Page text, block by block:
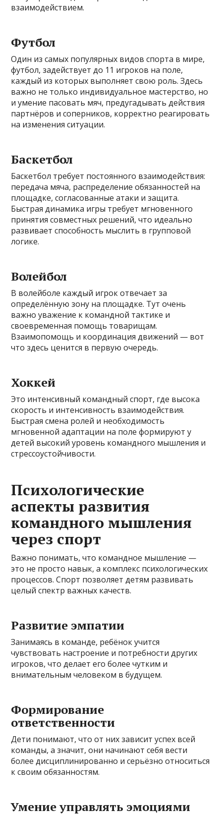
взаимодействием.
Футбол
Один из самых популярных видов спорта в мире,
футбол, задействует до 11 игроков на поле,
каждый из которых выполняет свою роль. Здесь
важно не только индивидуальное мастерство, но
и умение пасовать мяч, предугадывать действия
партнёров и соперников, корректно реагировать
на изменения ситуации.
Баскетбол
Баскетбол требует постоянного взаимодействия:
передача мяча, распределение обязанностей на
площадке, согласованные атаки и защита.
Быстрая динамика игры требует мгновенного
принятия совместных решений, что идеально
развивает способность мыслить в групповой
логике.
Волейбол
В волейболе каждый игрок отвечает за
определённую зону на площадке. Тут очень
важно уважение к командной тактике и
своевременная помощь товарищам.
Взаимопомощь и координация движений — вот
что здесь ценится в первую очередь.
Хоккей
Это интенсивный командный спорт, где высока
скорость и интенсивность взаимодействия.
Быстрая смена ролей и необходимость
мгновенной адаптации на поле формируют у
детей высокий уровень командного мышления и
стрессоустойчивости.
Психологические
аспекты развития
командного мышления
через спорт
Важно понимать, что командное мышление —
это не просто навык, а комплекс психологических
процессов. Спорт позволяет детям развивать
целый спектр важных качеств.
Развитие эмпатии
Занимаясь в команде, ребёнок учится
чувствовать настроение и потребности других
игроков, что делает его более чутким и
внимательным человеком в будущем.
Формирование
ответственности
Дети понимают, что от них зависит успех всей
команды, а значит, они начинают себя вести
более дисциплинированно и серьёзно относиться
к своим обязанностям.
Умение управлять эмоциями